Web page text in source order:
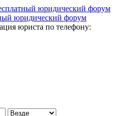
юридический форум
юриста по телефону: